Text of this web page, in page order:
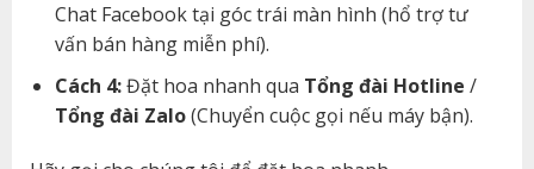
Chat Facebook tại góc trái màn hình (hổ trợ tư
vấn bán hàng miễn phí).
Cách 4:Đặt hoa nhanh qua Tổng đài Hotline /
Tổng đài Zalo(Chuyển cuộc gọi nếu máy bận).